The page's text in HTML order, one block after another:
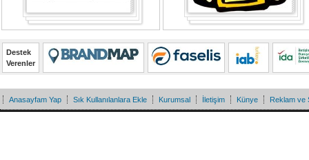
Destek
Verenler
Anasayfam Yap Sık Kullanılanlara Ekle Kurumsal İletişim Künye Reklam ve